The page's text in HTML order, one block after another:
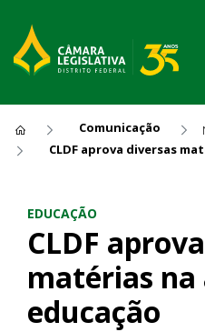
Comunicação
EDUCAÇÃO
CLDF
matérias na
educação